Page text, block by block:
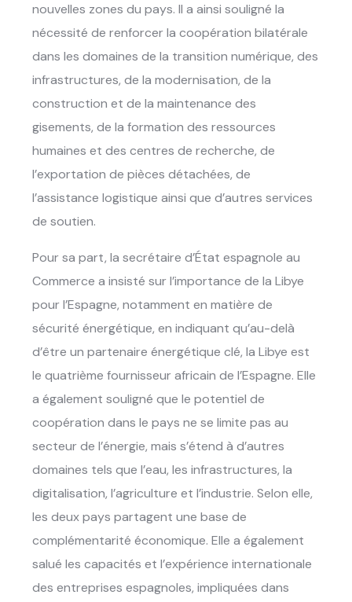
nouvelles zones du pays. Il a ainsi souligné la
nécessité de renforcer la coopération bilatérale
dans les domaines de la transition numérique, des
infrastructures, de la modernisation, de la
construction et de la maintenance des
gisements, de la formation des ressources
humaines et des centres de recherche, de
l’exportation de pièces détachées, de
l’assistance logistique ainsi que d’autres services
de soutien.
Pour sa part, la secrétaire d’État espagnole au
Commerce a insisté sur l’importance de la Libye
pour l’Espagne, notamment en matière de
sécurité énergétique, en indiquant qu’au-delà
d’être un partenaire énergétique clé, la Libye est
le quatrième fournisseur africain de l’Espagne. Elle
a également souligné que le potentiel de
coopération dans le pays ne se limite pas au
secteur de l’énergie, mais s’étend à d’autres
domaines tels que l’eau, les infrastructures, la
digitalisation, l’agriculture et l’industrie. Selon elle,
les deux pays partagent une base de
complémentarité économique. Elle a également
salué les capacités et l’expérience internationale
des entreprises espagnoles, impliquées dans